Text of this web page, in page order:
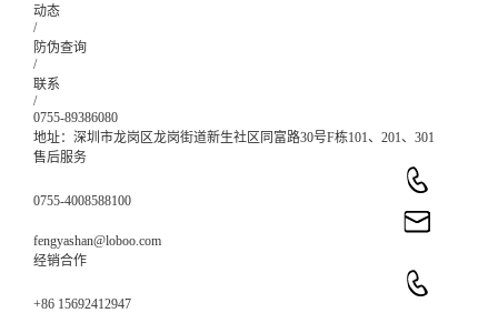
动态
/
防伪查询
/
联系
/
0755-89386080
地址：深圳市龙岗区龙岗街道新生社区同富路30号F栋101、201、301
售后服务
0755-4008588100
fengyashan@loboo.com
经销合作
+86 15692412947